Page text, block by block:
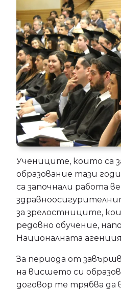
Учениците, които са
образование тази
са започнали работа
за зрелостниците,
редовно обучение,
Националната
За периода от
на висшето си
договор те трябва да